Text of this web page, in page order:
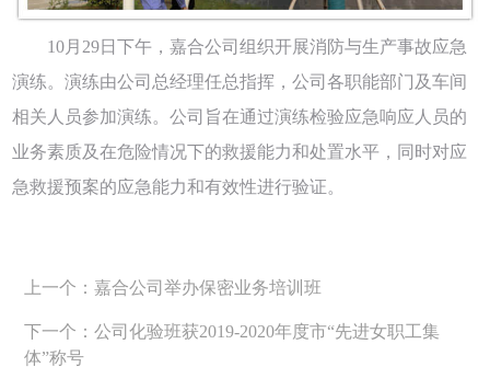
10月29日下午，嘉合公司组织开展消防与生产事故应急
演练。演练由公司总经理任总指挥，公司各职能部门及车间
相关人员参加演练。公司旨在通过演练检验应急响应人员的
业务素质及在危险情况下的救援能力和处置水平，同时对应
急救援预案的应急能力和有效性进行验证。
上一个：嘉合公司举办保密业务培训班
下一个：公司化验班获2019-2020年度市“先进女职工集
体”称号